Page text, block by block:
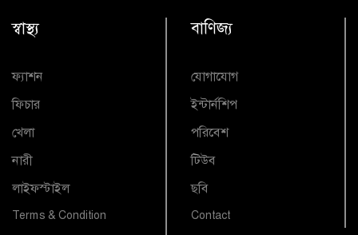
স্বাস্থ্য
ফ্যাশন
ফিচার
খেলা
নারী
লাইফস্টাইল
Terms & Condition
বাণিজ্য
যোগাযোগ
ইন্টার্নশিপ
পরিবেশ
টিউব
ছবি
Contact